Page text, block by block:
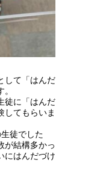
して「はんだ
徒に「はんだ
してもらいま
徒でした
が結構多かっ
にはんだづけ